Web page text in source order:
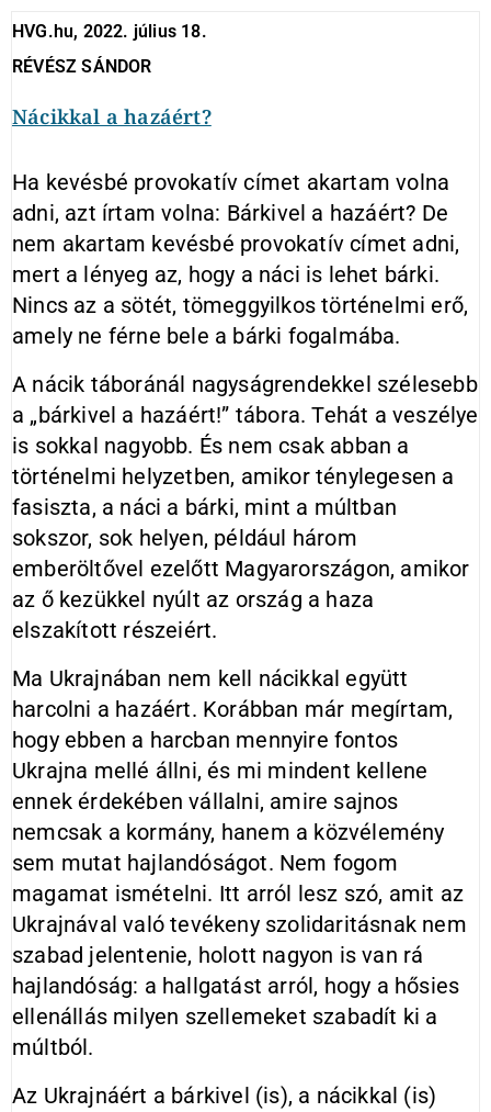
HVG.hu, 2022. július 18.
RÉVÉSZ SÁNDOR
Nácikkal a hazáért?
Ha kevésbé provokatív címet akartam volna
adni, azt írtam volna: Bárkivel a hazáért? De
nem akartam kevésbé provokatív címet adni,
mert a lényeg az, hogy a náci is lehet bárki.
Nincs az a sötét, tömeggyilkos történelmi erő,
amely ne férne bele a bárki fogalmába.
A nácik táboránál nagyságrendekkel szélesebb
a „bárkivel a hazáért!” tábora. Tehát a veszélye
is sokkal nagyobb. És nem csak abban a
történelmi helyzetben, amikor ténylegesen a
fasiszta, a náci a bárki, mint a múltban
sokszor, sok helyen, például három
emberöltővel ezelőtt Magyarországon, amikor
az ő kezükkel nyúlt az ország a haza
elszakított részeiért.
Ma Ukrajnában nem kell nácikkal együtt
harcolni a hazáért. Korábban már megírtam,
hogy ebben a harcban mennyire fontos
Ukrajna mellé állni, és mi mindent kellene
ennek érdekében vállalni, amire sajnos
nemcsak a kormány, hanem a közvélemény
sem mutat hajlandóságot. Nem fogom
magamat ismételni. Itt arról lesz szó, amit az
Ukrajnával való tevékeny szolidaritásnak nem
szabad jelentenie, holott nagyon is van rá
hajlandóság: a hallgatást arról, hogy a hősies
ellenállás milyen szellemeket szabadít ki a
múltból.
Az Ukrajnáért a bárkivel (is), a nácikkal (is)